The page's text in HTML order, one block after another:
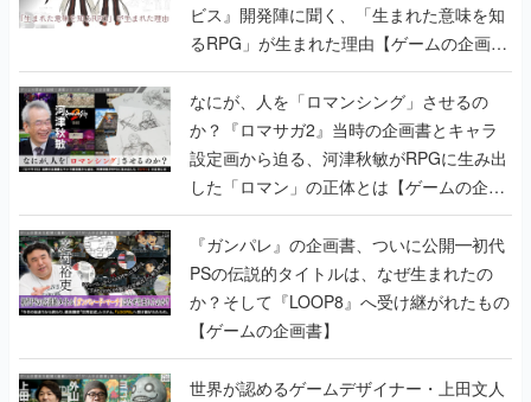
ビス』開発陣に聞く、「生まれた意味を知
るRPG」が生まれた理由【ゲームの企画
書】
なにが、人を「ロマンシング」させるの
か？『ロマサガ2』当時の企画書とキャラ
設定画から迫る、河津秋敏がRPGに生み出
した「ロマン」の正体とは【ゲームの企画
書】
『ガンパレ』の企画書、ついに公開━初代
PSの伝説的タイトルは、なぜ生まれたの
か？そして『LOOP8』へ受け継がれたもの
【ゲームの企画書】
世界が認めるゲームデザイナー・上田文人